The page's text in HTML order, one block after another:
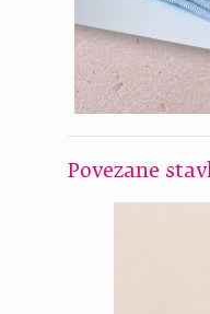
Povezane